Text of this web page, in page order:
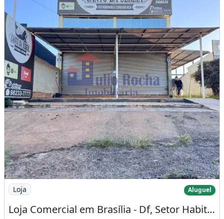
Imagem: Loja Comercial em Brasília - Df, Setor
Loja Aluguel
Loja Comercial em Brasília - Df, Setor Habitacional Tororó Jardim Botânico